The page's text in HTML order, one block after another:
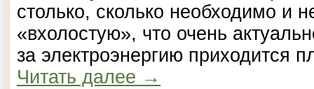
столько, сколько необходимо и
«вхолостую», что очень
за электроэнергию приходится
Читать далее →